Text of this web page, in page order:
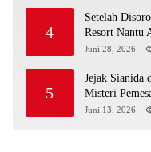
4
Setelah
Resort Nantu
Kawasan
Juni 28, 2026
5
Jejak Sianida
Misteri
Juni 13, 2026